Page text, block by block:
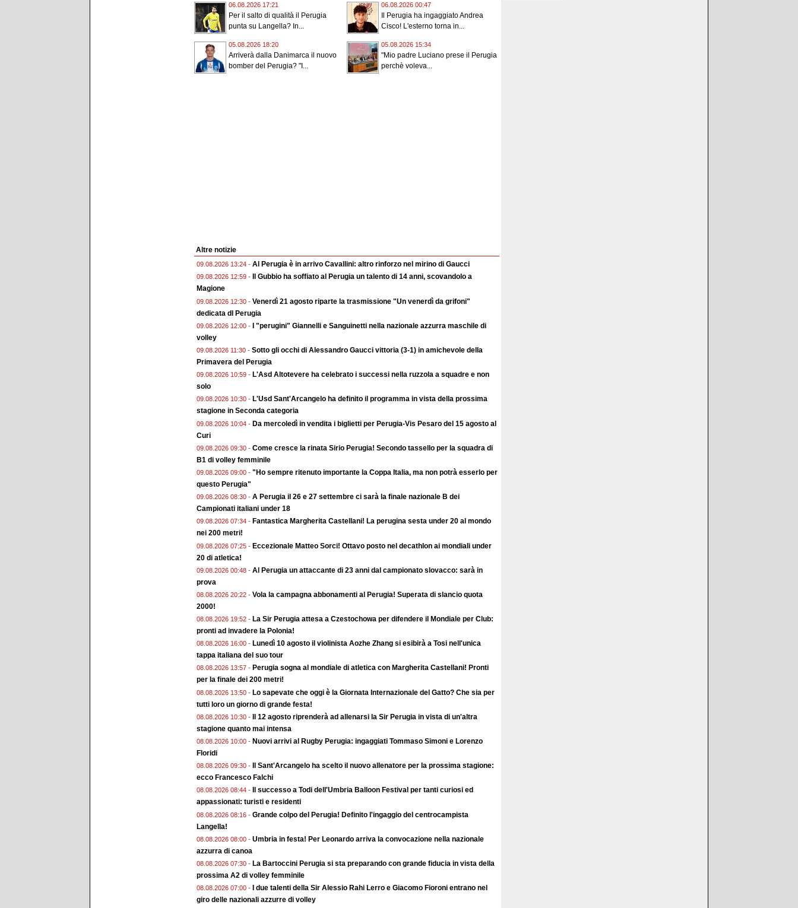
06.08.2026 17:21
Per il salto di qualità il Perugia
punta su Langella? In...
06.08.2026 00:47
Il Perugia ha ingaggiato Andrea
Cisco! L'esterno torna in...
05.08.2026 18:20
Arriverà dalla Danimarca il nuovo
bomber del Perugia? "I...
05.08.2026 15:34
"Mio padre Luciano prese il Perugia
perchè voleva...
Altre notizie
09.08.2026 13:24 - Al Perugia è in arrivo Cavallini: altro rinforzo nel mirino di Gaucci
09.08.2026 12:59 -
Il Gubbio ha soffiato al Perugia un talento di 14 anni, scovandolo a
Magione
09.08.2026 12:30 - Venerdì 21 agosto riparte la trasmissione "Un venerdì da grifoni"
dedicata dl Perugia
09.08.2026 12:00 - I "perugini" Giannelli e Sanguinetti nella nazionale azzurra maschile di
volley
09.08.2026 11:30 - Sotto gli occhi di Alessandro Gaucci vittoria (3-1) in amichevole della
Primavera del Perugia
09.08.2026 10:59 - L'Asd Altotevere ha celebrato i successi nella ruzzola a squadre e non
solo
09.08.2026 10:30 - L'Usd Sant'Arcangelo ha definito il programma in vista della prossima
stagione in Seconda categoria
09.08.2026 10:04 - Da mercoledì in vendita i biglietti per Perugia-Vis Pesaro del 15 agosto al
Curi
09.08.2026 09:30 - Come cresce la rinata Sirio Perugia! Secondo tassello per la squadra di
B1 di volley femminile
09.08.2026 09:00 - "Ho sempre ritenuto importante la Coppa Italia, ma non potrà esserlo per
questo Perugia"
09.08.2026 08:30 - A Perugia il 26 e 27 settembre ci sarà la finale nazionale B dei
Campionati italiani under 18
09.08.2026 07:34 - Fantastica Margherita Castellani! La perugina sesta under 20 al mondo
nei 200 metri!
09.08.2026 07:25 - Eccezionale Matteo Sorci! Ottavo posto nel decathlon ai mondiali under
20 di atletica!
09.08.2026 00:48 - Al Perugia un attaccante di 23 anni dal campionato slovacco: sarà in
prova
08.08.2026 20:22 - Vola la campagna abbonamenti al Perugia! Superata di slancio quota
2000!
08.08.2026 19:52 - La Sir Perugia attesa a Czestochowa per difendere il Mondiale per Club:
pronti ad invadere la Polonia!
08.08.2026 16:00 - Lunedì 10 agosto il violinista Aozhe Zhang si esibirà a Tosi nell'unica
tappa italiana del suo tour
08.08.2026 13:57 - Perugia sogna al mondiale di atletica con Margherita Castellani! Pronti
per la finale dei 200 metri!
08.08.2026 13:50 - Lo sapevate che oggi è la Giornata Internazionale del Gatto? Che sia per
tutti loro un giorno di grande festa!
08.08.2026 10:30 - Il 12 agosto riprenderà ad allenarsi la Sir Perugia in vista di un'altra
stagione quanto mai intensa
08.08.2026 10:00 - Nuovi arrivi al Rugby Perugia: ingaggiati Tommaso Simoni e Lorenzo
Floridi
08.08.2026 09:30 -
Il Sant'Arcangelo ha scelto il nuovo allenatore per la prossima stagione:
ecco Francesco Falchi
08.08.2026 08:44 -
Il successo a Todi dell'Umbria Balloon Festival per tanti curiosi ed
appassionati: turisti e residenti
08.08.2026 08:16 - Grande colpo del Perugia! Definito l'ingaggio del centrocampista
Langella!
08.08.2026 08:00 - Umbria in festa! Per Leonardo arriva la convocazione nella nazionale
azzurra di canoa
08.08.2026 07:30 - La Bartoccini Perugia si sta preparando con grande fiducia in vista della
prossima A2 di volley femminile
08.08.2026 07:00 -
I due talenti della Sir Alessio Rahi Lerro e Giacomo Fioroni entrano nel
giro delle nazionali azzurre di volley